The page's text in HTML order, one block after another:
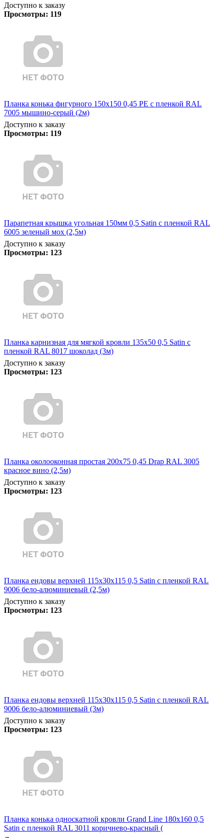
Доступно к заказу
Просмотры: 119
Планка конька фигурного 150x150 0,45 PE с пленкой RAL
7005 мышино-серый (2м)
Доступно к заказу
Просмотры: 119
Парапетная крышка угольная 150мм 0,5 Satin с пленкой RAL
6005 зеленый мох (2,5м)
Доступно к заказу
Просмотры: 123
Планка карнизная для мягкой кровли 135х50 0,5 Satin с
пленкой RAL 8017 шоколад (3м)
Доступно к заказу
Просмотры: 123
Планка околооконная простая 200х75 0,45 Drap RAL 3005
красное вино (2,5м)
Доступно к заказу
Просмотры: 123
Планка ендовы верхней 115х30х115 0,5 Satin с пленкой RAL
9006 бело-алюминиевый (2,5м)
Доступно к заказу
Просмотры: 123
Планка ендовы верхней 115х30х115 0,5 Satin с пленкой RAL
9006 бело-алюминиевый (3м)
Доступно к заказу
Просмотры: 123
Планка конька односкатной кровли Grand Line 180x160 0,5
Satin с пленкой RAL 3011 коричнево-красный (